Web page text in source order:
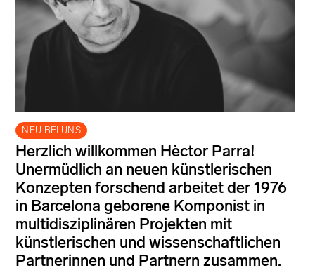
NEU BEI UNS
Herzlich willkommen Hèctor Parra!
Unermüdlich an neuen künstlerischen
Konzepten forschend arbeitet der 1976
in Barcelona geborene Komponist in
multidisziplinären Projekten mit
künstlerischen und wissenschaftlichen
Partnerinnen und Partnern zusammen.